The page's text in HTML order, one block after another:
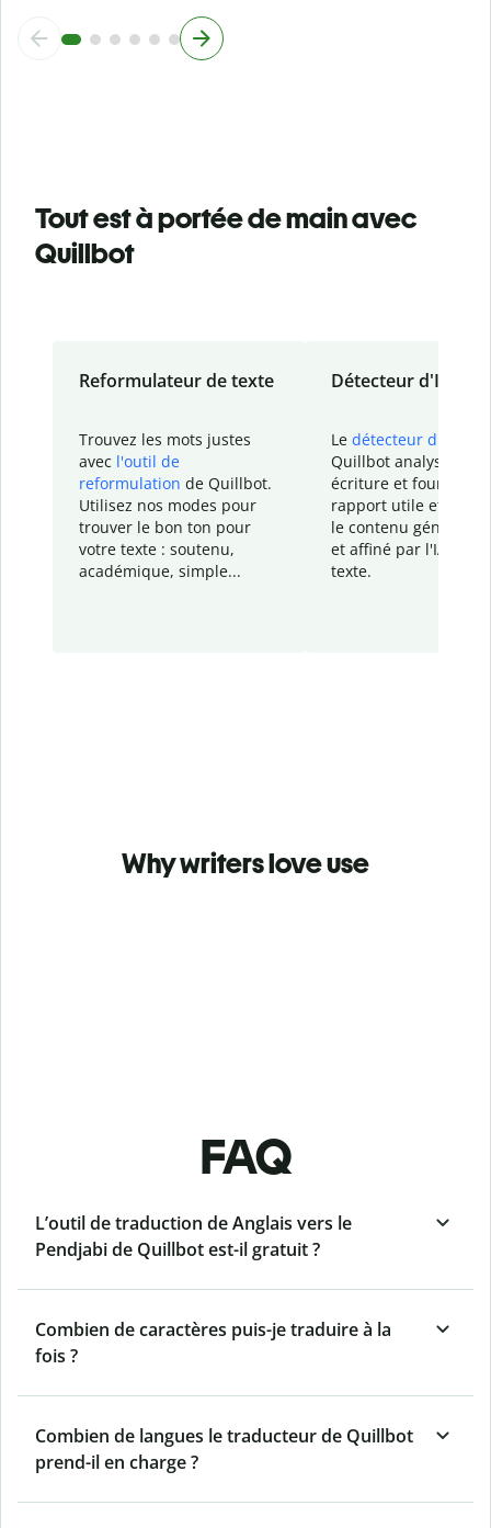
Tout est à portée de main avec
Quillbot
Reformulateur de texte
Trouvez les mots justes
avec l'outil de
reformulation de Quillbot.
Utilisez nos modes pour
trouver le bon ton pour
votre texte : soutenu,
académique, simple...
Détecteur d'IA
Le détecteur d'IA
Quillbot analyse votre
écriture et fournit un
rapport utile et
le contenu généré
et affiné par l'IA
texte.
Why writers love use
FAQ
L’outil de traduction de Anglais vers le
Pendjabi de Quillbot est-il gratuit ?
Combien de caractères puis-je traduire à la
fois ?
Combien de langues le traducteur de Quillbot
prend-il en charge ?